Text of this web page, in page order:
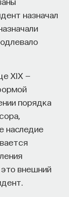
назначал
XIX —
порядка
наследие
внешний